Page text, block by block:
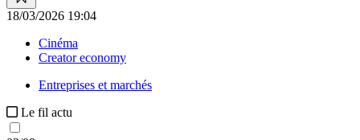
18/03/2026 19:04
Cinéma
Creator economy
Entreprises et marchés
Le fil actu